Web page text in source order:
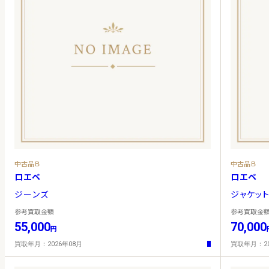
中古品Ｂ
ロエベ
ジーンズ
参考買取金額
55,000円
買取年月：2026年08月
中古品Ｂ
ロエベ
ジャケッ
参考買取金
70,000
買取年月：